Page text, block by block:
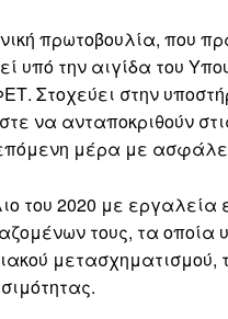
πρωτοβουλία, που
υπό την αιγίδα του
Στοχεύει στην
να ανταποκριθούν
μέρα με
του 2020 με
τους, τα οποία